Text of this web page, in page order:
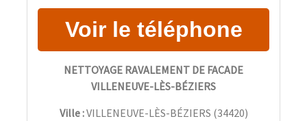
NETTOYAGE RAVALEMENT DE FACADE
VILLENEUVE-LÈS-BÉZIERS
Ville :VILLENEUVE-LÈS-BÉZIERS (34420)